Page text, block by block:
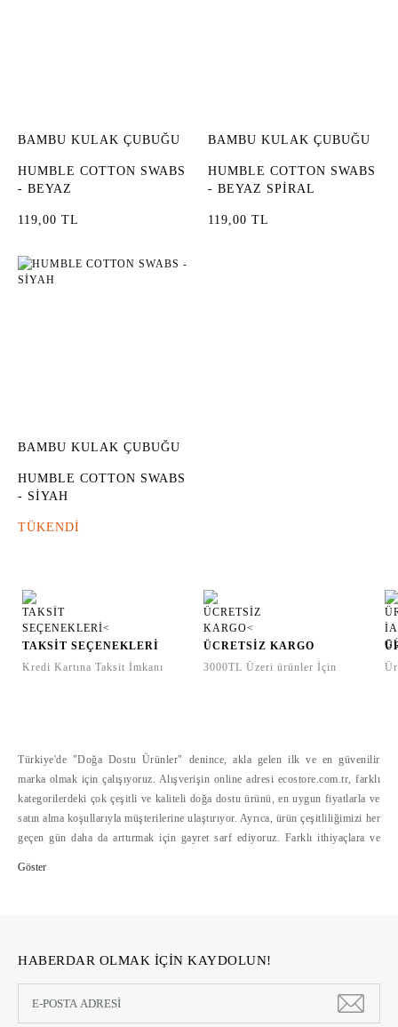
BAMBU KULAK ÇUBUĞU
HUMBLE COTTON SWABS
- BEYAZ
119,00 TL
BAMBU KULAK ÇUBUĞU
HUMBLE COTTON SWABS
- BEYAZ SPİRAL
119,00 TL
BAMBU KULAK ÇUBUĞU
HUMBLE COTTON SWABS
- SİYAH
TÜKENDİ
TAKSİT SEÇENEKLERİ
Kredi Kartına Taksit İmkanı
ÜCRETSİZ KARGO
3000TL Üzeri ürünler İçin
Türkiye'de "Doğa Dostu Ürünler" denince, akla gelen ilk ve en güvenilir
marka olmak için çalışıyoruz. Alışverişin online adresi ecostore.com.tr, farklı
kategorilerdeki çok çeşitli ve kaliteli doğa dostu ürünü, en uygun fiyatlarla ve
satın alma koşullarıyla müşterilerine ulaştırıyor. Ayrıca, ürün çeşitliliğimizi her
geçen gün daha da arttırmak için gayret sarf ediyoruz. Farklı ithiyaçlara ve
HABERDAR OLMAK İÇİN KAYDOLUN!